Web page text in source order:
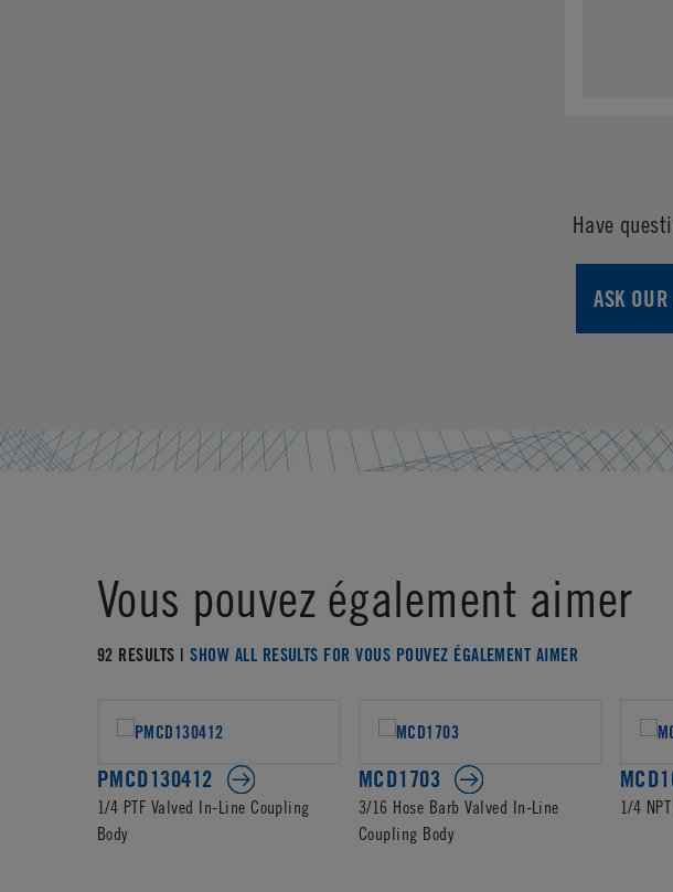
Have
ASK
Vous pouvez également aimer
92 RESULTS |SHOW ALL RESULTS FOR VOUS POUVEZ ÉGALEMENT AIMER
PMCD130412
1/4 PTF Valved In-Line Coupling
Body
MCD1703
3/16 Hose Barb Valved In-Line
Coupling Body
1/4